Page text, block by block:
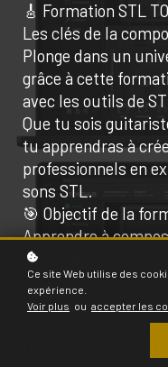
🎸 Formation STL
Les clés de la
Plonge dans un
grâce à cette
avec les outils de
Que tu sois
tu apprendras à
professionnels en
sons STL.
🎯 Objectif de la
Apprendre à
dynamiques et
STL Tones, du riff
🔥 Ce que tu vas
🎸 Créer des riffs
Construction de
Ce site Web utilise des
expérience.
Voir plus ou accepter les